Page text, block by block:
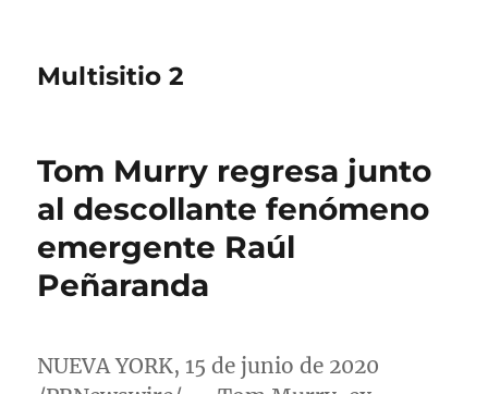
Multisitio 2
Tom Murry regresa junto
al descollante fenómeno
emergente Raúl
Peñaranda
NUEVA YORK, 15 de junio de 2020